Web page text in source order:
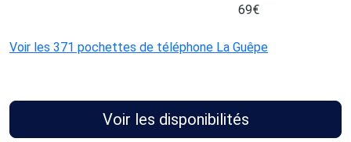
69€
Voir les 371 pochettes de téléphone La Guêpe
Voir les disponibilités